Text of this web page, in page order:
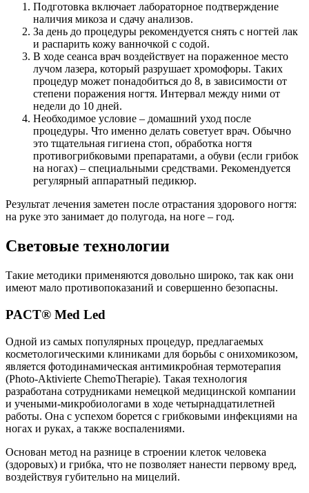
Подготовка включает лабораторное подтверждение
наличия микоза и сдачу анализов.
За день до процедуры рекомендуется снять с ногтей лак
и распарить кожу ванночкой с содой.
В ходе сеанса врач воздействует на пораженное место
лучом лазера, который разрушает хромофоры. Таких
процедур может понадобиться до 8, в зависимости от
степени поражения ногтя. Интервал между ними от
недели до 10 дней.
Необходимое условие – домашний уход после
процедуры. Что именно делать советует врач. Обычно
это тщательная гигиена стоп, обработка ногтя
противогрибковыми препаратами, а обуви (если грибок
на ногах) – специальными средствами. Рекомендуется
регулярный аппаратный педикюр.
Результат лечения заметен после отрастания здорового ногтя:
на руке это занимает до полугода, на ноге – год.
Световые технологии
Такие методики применяются довольно широко, так как они
имеют мало противопоказаний и совершенно безопасны.
PACT® Med Led
Одной из самых популярных процедур, предлагаемых
косметологическими клиниками для борьбы с онихомикозом,
является фотодинамическая антимикробная термотерапия
(Photo-Aktivierte ChemoTherapie). Такая технология
разработана сотрудниками немецкой медицинской компании
и учеными-микробиологами в ходе четырнадцатилетней
работы. Она с успехом борется с грибковыми инфекциями на
ногах и руках, а также воспалениями.
Основан метод на разнице в строении клеток человека
(здоровых) и грибка, что не позволяет нанести первому вред,
воздействуя губительно на мицелий.